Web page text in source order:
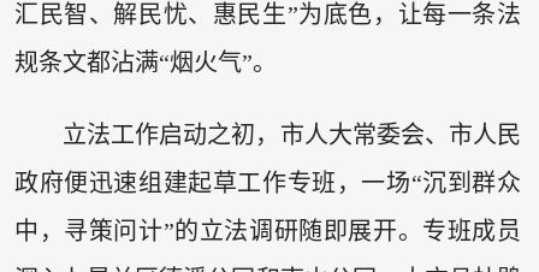
汇民智、解民忧、惠民生”为底色，让每一条法
规条文都沾满“烟火气”。
立法工作启动之初，市人大常委会、市人民
政府便迅速组建起草工作专班，一场“沉到群众
中，寻策问计”的立法调研随即展开。专班成员